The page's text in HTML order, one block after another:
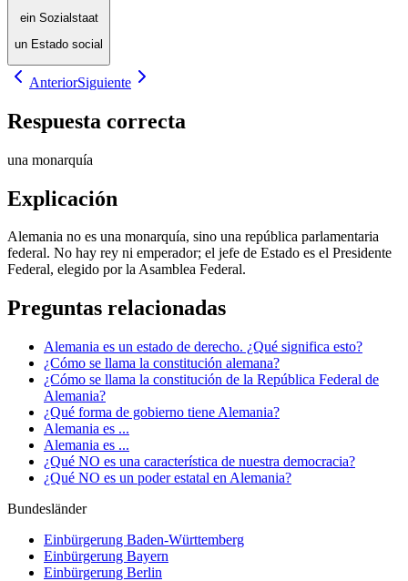
ein Sozialstaat
un Estado social
AnteriorSiguiente
Respuesta correcta
una monarquía
Explicación
Alemania no es una monarquía, sino una república parlamentaria
federal. No hay rey ni emperador; el jefe de Estado es el Presidente
Federal, elegido por la Asamblea Federal.
Preguntas relacionadas
Alemania es un estado de derecho. ¿Qué significa esto?
¿Cómo se llama la constitución alemana?
¿Cómo se llama la constitución de la República Federal de
Alemania?
¿Qué forma de gobierno tiene Alemania?
Alemania es ...
Alemania es ...
¿Qué NO es una característica de nuestra democracia?
¿Qué NO es un poder estatal en Alemania?
Bundesländer
Einbürgerung Baden-Württemberg
Einbürgerung Bayern
Einbürgerung Berlin